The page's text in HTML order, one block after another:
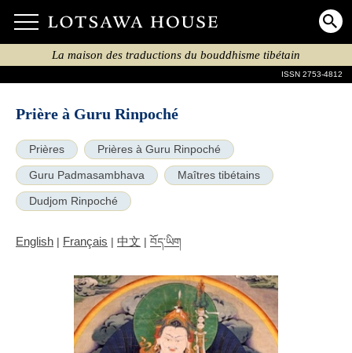
La maison des traductions du bouddhisme tibétain
ISSN 2753-4812
Prière à Guru Rinpoché
Prières Prières à Guru Rinpoché
Guru Padmasambhava Maîtres tibétains
Dudjom Rinpoché
English | Français | 中文 | བོད་ཡིག